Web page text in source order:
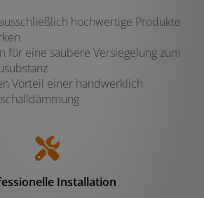
hochwertige Produkte
für eine saubere Versiegelung zum
Vorteil einer handwerklich
Installation